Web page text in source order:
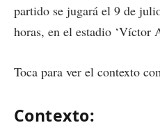
partido se jugará el 9 de
horas, en el estadio ‘Víctor
Toca para ver el contexto
Contexto: